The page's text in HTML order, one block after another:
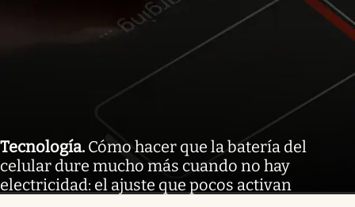
Tecnología. Cómo hacer que la batería del
celular dure mucho más cuando no hay
electricidad: el ajuste que pocos activan